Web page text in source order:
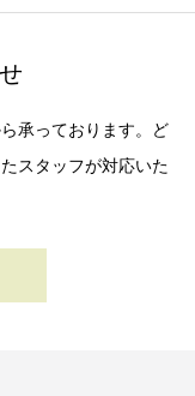
承っております。ど
スタッフが対応いた